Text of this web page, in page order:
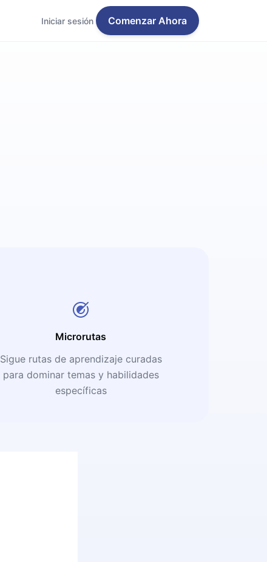
Iniciar sesión Comenzar Ahora
Microrutas
Sigue rutas de aprendizaje curadas
para dominar temas y habilidades
específicas